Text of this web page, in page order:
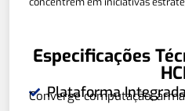
Especificações
Plataforma
Converge computação,